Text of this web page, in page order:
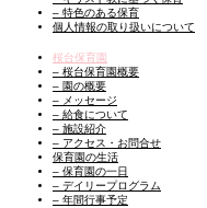
– 特色のある保育
個人情報の取り扱いについて
桜台保育園
– 桜台保育園概要
– 園の概要
– メッセージ
– 給食について
– 施設紹介
– アクセス・お問合せ
保育園の生活
– 保育園の一日
– デイリープログラム
– 年間行事予定